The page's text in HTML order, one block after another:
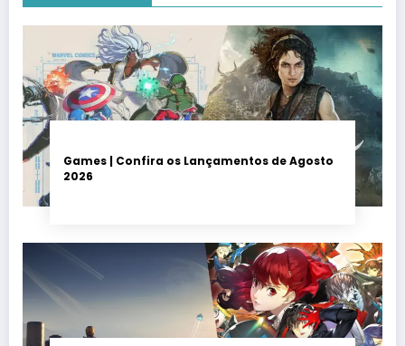
Games | Confira os Lançamentos de Agosto
2026